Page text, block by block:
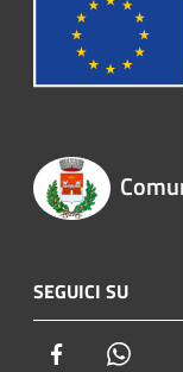
SEGUICI SU
Facebook